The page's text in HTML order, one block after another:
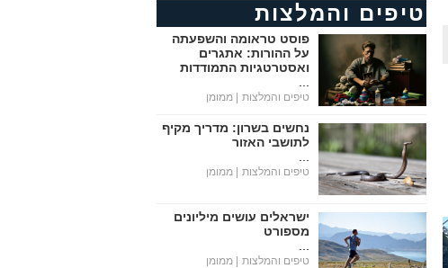
טיפים והמלצות
פוסט טראומה והשפעתה
על ההורות: אתגרים
ואסטרטגיות התמודדות
טיפים והמלצות | ממומן
נחשים בשרון: מדריך מקיף
לתושבי האזור
טיפים והמלצות | ממומן
ישראלים עושים מיליונים
מספורט
טיפים והמלצות | ממומן